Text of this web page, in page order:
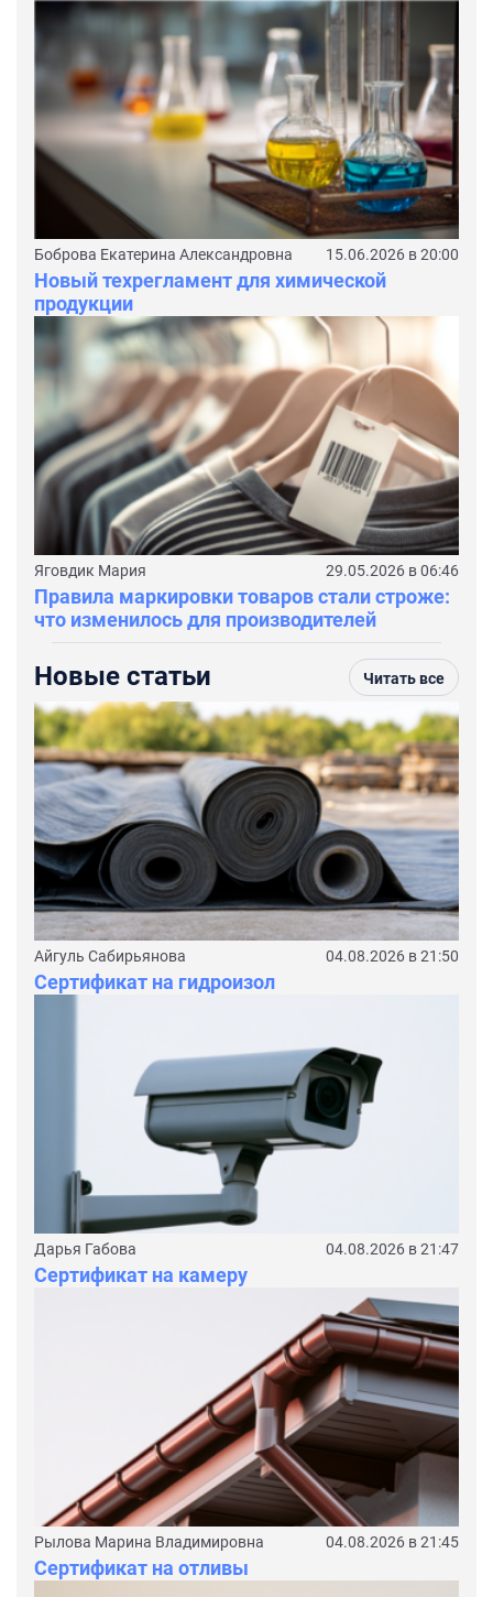
Боброва Екатерина Александровна 15.06.2026 в 20:00
Новый техрегламент для химической
продукции
Яговдик Мария 29.05.2026 в 06:46
Правила маркировки товаров стали строже:
что изменилось для производителей
Новые статьи Читать все
Айгуль Сабирьянова 04.08.2026 в 21:50
Сертификат на гидроизол
Дарья Габова 04.08.2026 в 21:47
Сертификат на камеру
Рылова Марина Владимировна 04.08.2026 в 21:45
Сертификат на отливы